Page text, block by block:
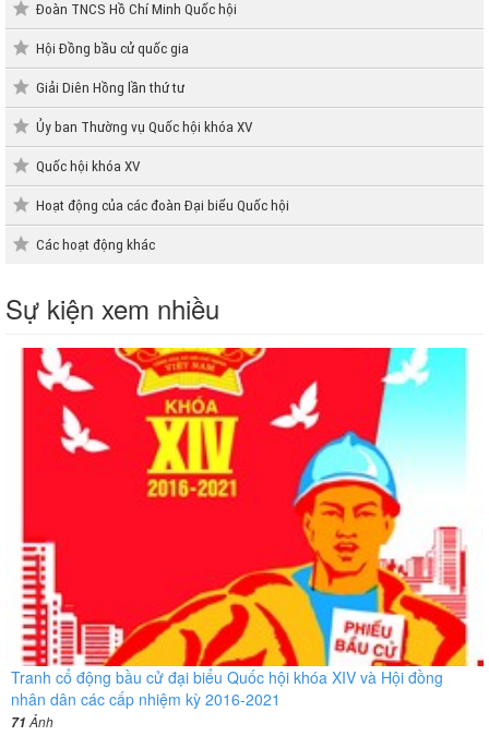
Đoàn TNCS Hồ Chí Minh Quốc hội
Hội Đồng bầu cử quốc gia
Giải Diên Hồng lần thứ tư
Ủy ban Thường vụ Quốc hội khóa XV
Quốc hội khóa XV
Hoạt động của các đoàn Đại biểu Quốc hội
Các hoạt động khác
Sự kiện xem nhiều
Tranh cổ động bầu cử đại biểu Quốc hội khóa XIV và Hội đồng
nhân dân các cấp nhiệm kỳ 2016-2021
71Ảnh